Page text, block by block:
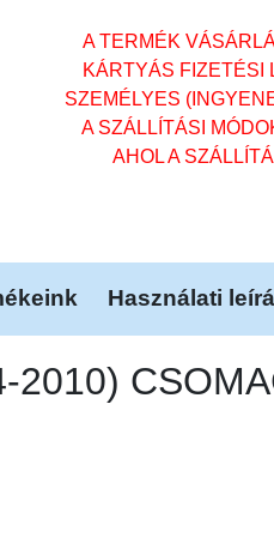
A TERMÉK
KÁRTYÁS FIZETÉSI
SZEMÉLYES
A SZÁLLÍTÁSI
AHOL A
Használati
2010)